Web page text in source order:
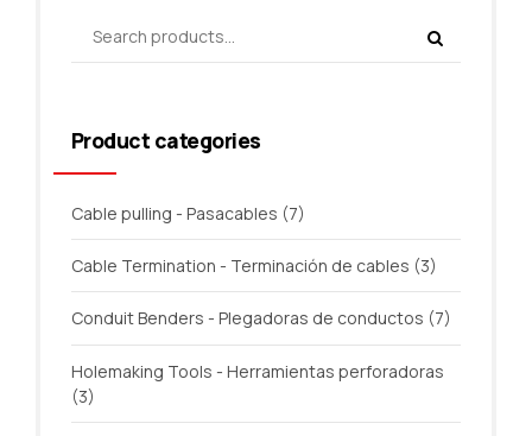
Product categories
Cable pulling - Pasacables (7)
Cable Termination - Terminación de cables (3)
Conduit Benders - Plegadoras de conductos (7)
Holemaking Tools - Herramientas perforadoras
(3)